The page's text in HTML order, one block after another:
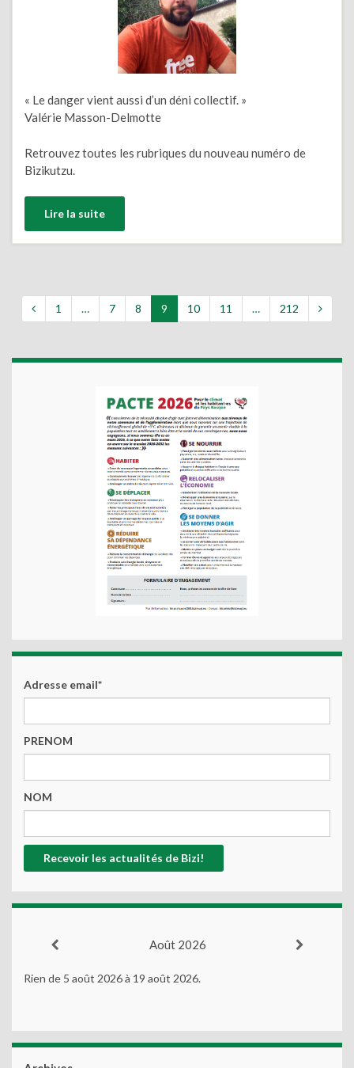
« Le danger vient aussi d’un déni collectif. »
Valérie Masson-Delmotte
Retrouvez toutes les rubriques du nouveau numéro de
Bizikutzu.
Lire la suite
1 … 7 8 9 10 11 … 212
Adresse email*
PRENOM
NOM
Août 2026
Rien de 5 août 2026 à 19 août 2026.